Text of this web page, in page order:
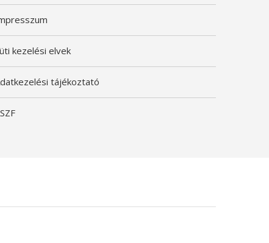
kezelési elvek
tájékoztató